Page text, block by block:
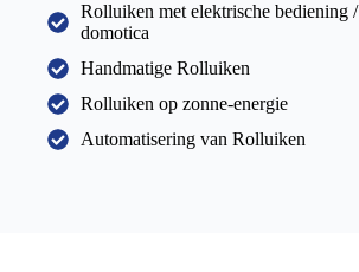
Rolluiken met elektrische bediening /
domotica
Handmatige Rolluiken
Rolluiken op zonne-energie
Automatisering van Rolluiken